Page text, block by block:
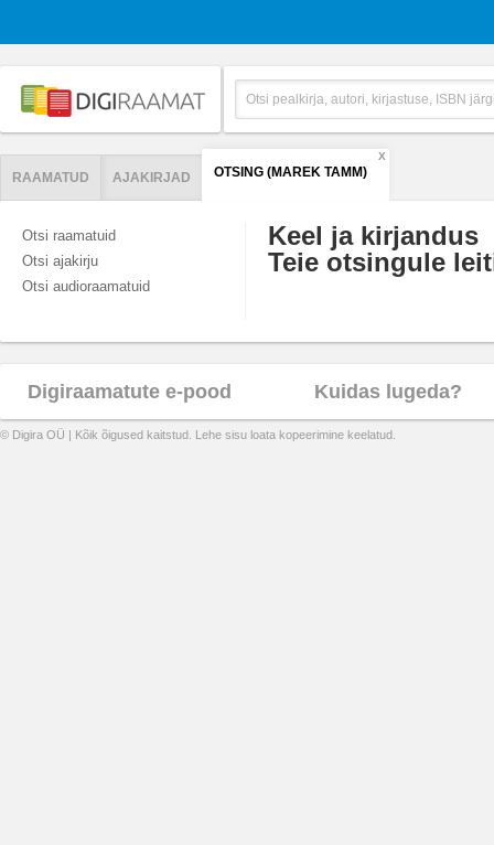
RAAMATUD AJAKIRJAD OTSING (MAREK TAMM)
X
Otsi raamatuid
Otsi ajakirju
Otsi audioraamatuid
Keel ja kirjandus
Teie otsingule
Digiraamatute e-pood Kuidas lugeda?
© Digira OÜ | Kõik õigused kaitstud. Lehe sisu loata kopeerimine keelatud.